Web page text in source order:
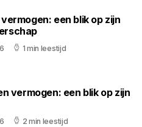
een blik op zijn
1 min leestijd
vermogen: een blik op zijn
2 min leestijd